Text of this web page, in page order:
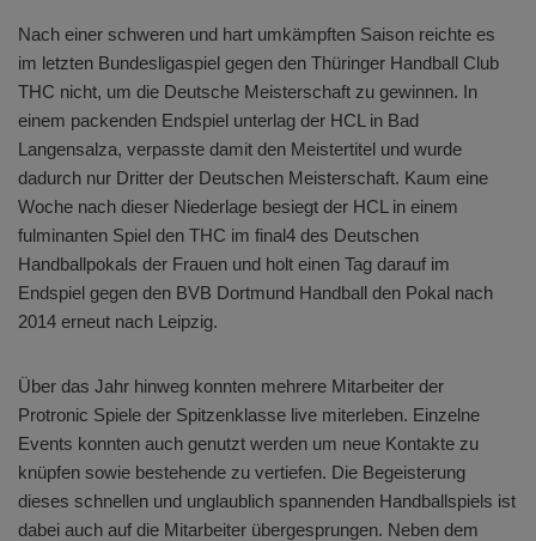
Nach einer schweren und hart umkämpften Saison reichte es
im letzten Bundesligaspiel gegen den Thüringer Handball Club
THC nicht, um die Deutsche Meisterschaft zu gewinnen. In
einem packenden Endspiel unterlag der HCL in Bad
Langensalza, verpasste damit den Meistertitel und wurde
dadurch nur Dritter der Deutschen Meisterschaft. Kaum eine
Woche nach dieser Niederlage besiegt der HCL in einem
fulminanten Spiel den THC im final4 des Deutschen
Handballpokals der Frauen und holt einen Tag darauf im
Endspiel gegen den BVB Dortmund Handball den Pokal nach
2014 erneut nach Leipzig.
Über das Jahr hinweg konnten mehrere Mitarbeiter der
Protronic Spiele der Spitzenklasse live miterleben. Einzelne
Events konnten auch genutzt werden um neue Kontakte zu
knüpfen sowie bestehende zu vertiefen. Die Begeisterung
dieses schnellen und unglaublich spannenden Handballspiels ist
dabei auch auf die Mitarbeiter übergesprungen. Neben dem